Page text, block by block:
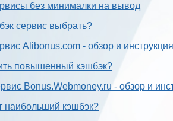
без минималки на вывод
сервис выбрать?
Alibonus.com - обзор и инструкция
повышенный кэшбэк?
Bonus.Webmoney.ru - обзор и
наибольший кэшбэк?